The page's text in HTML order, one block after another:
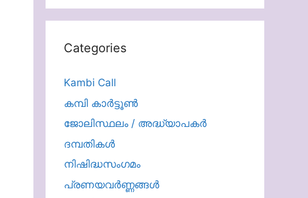
Categories
Kambi Call
കമ്പി കാർട്ടൂൺ
ജോലിസ്ഥലം / അദ്ധ്യാപകർ
ദമ്പതികള്‍
നിഷിദ്ധസംഗമം
പ്രണയവർണ്ണങ്ങൾ